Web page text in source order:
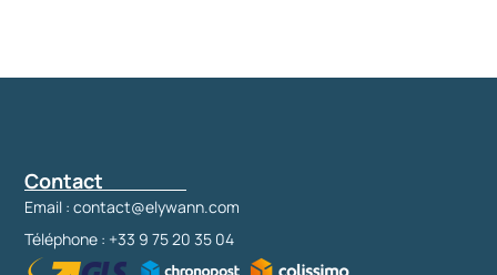
Contact
Email : contact@elywann.com
Téléphone : +33 9 75 20 35 04